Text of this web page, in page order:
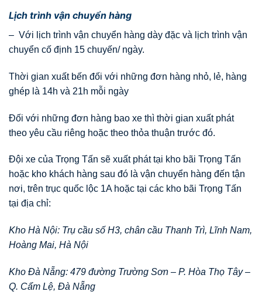
Lịch trình vận chuyển hàng
– Với lịch trình vận chuyển hàng dày đặc và lịch trình vận
chuyển cố định 15 chuyến/ ngày.
Thời gian xuất bến đối với những đơn hàng nhỏ, lẻ, hàng
ghép là 14h và 21h mỗi ngày
Đối với những đơn hàng bao xe thì thời gian xuất phát
theo yêu cầu riêng hoặc theo thỏa thuận trước đó.
Đội xe của Trọng Tấn sẽ xuất phát tại kho bãi Trọng Tấn
hoặc kho khách hàng sau đó là vận chuyển hàng đến tận
nơi, trên trục quốc lộc 1A hoặc tại các kho bãi Trọng Tấn
tại địa chỉ:
Kho Hà Nội: Trụ cầu số H3, chân cầu Thanh Trì, Lĩnh Nam,
Hoàng Mai, Hà Nội
Kho Đà Nẵng: 479 đường Trường Sơn – P. Hòa Thọ Tây –
Q. Cẩm Lệ, Đà Nẵng